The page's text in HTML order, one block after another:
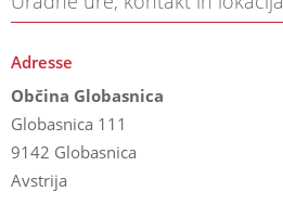
Adresse
Občina Globasnica
Globasnica 111
9142 Globasnica
Avstrija